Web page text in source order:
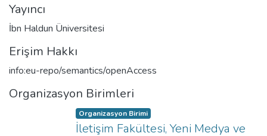
Yayıncı
İbn Haldun Üniversitesi
Erişim Hakkı
info:eu-repo/semantics/openAccess
Organizasyon Birimleri
Organizasyon Birimi
İletişim Fakültesi, Yeni Medya ve